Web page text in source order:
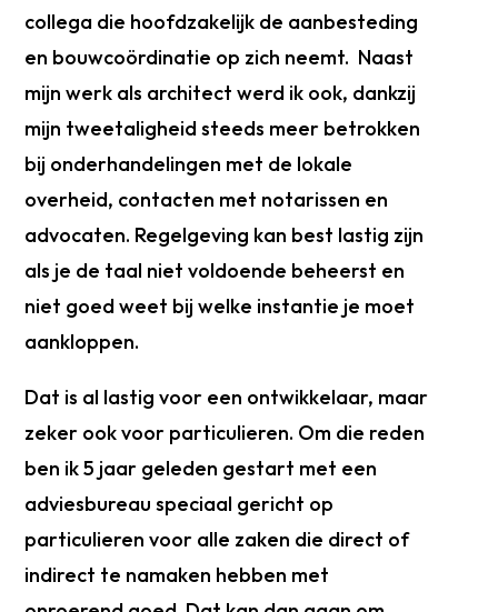
collega die hoofdzakelijk de aanbesteding
en bouwcoördinatie op zich neemt. Naast
mijn werk als architect werd ik ook, dankzij
mijn tweetaligheid steeds meer betrokken
bij onderhandelingen met de lokale
overheid, contacten met notarissen en
advocaten. Regelgeving kan best lastig zijn
als je de taal niet voldoende beheerst en
niet goed weet bij welke instantie je moet
aankloppen.
Dat is al lastig voor een ontwikkelaar, maar
zeker ook voor particulieren. Om die reden
ben ik 5 jaar geleden gestart met een
adviesbureau speciaal gericht op
particulieren voor alle zaken die direct of
indirect te namaken hebben met